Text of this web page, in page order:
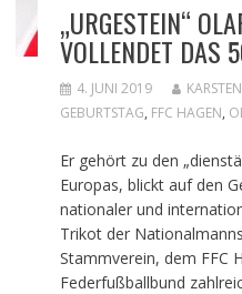
„URGESTEIN“
VOLLENDET DAS
4. JUNI 2019
GEBURTSTAG, FFC HAGEN,
Er gehört zu den
Europas, blickt auf den
nationaler und
Trikot der
Stammverein, dem FFC
Federfußballbund